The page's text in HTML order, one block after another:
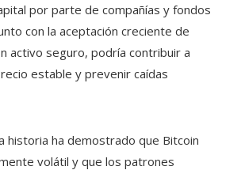
por parte de compañías y fondos
con la aceptación creciente de
activo seguro, podría contribuir a
estable y prevenir caídas
historia ha demostrado que Bitcoin
volátil y que los patrones